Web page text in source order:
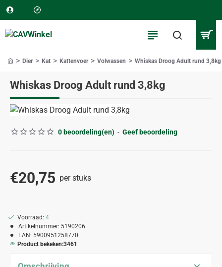
Whiskas Droog Adult rund 3,8kg
Dier Kat Kattenvoer Volwassen Whiskas Droog Adult rund 3,8kg
0 beoordeling(en) - Geef beoordeling
€20,75 per stuks
Voorraad: 4
Artikelnummer: 5190206
EAN: 5900951258770
Product bekeken:3461